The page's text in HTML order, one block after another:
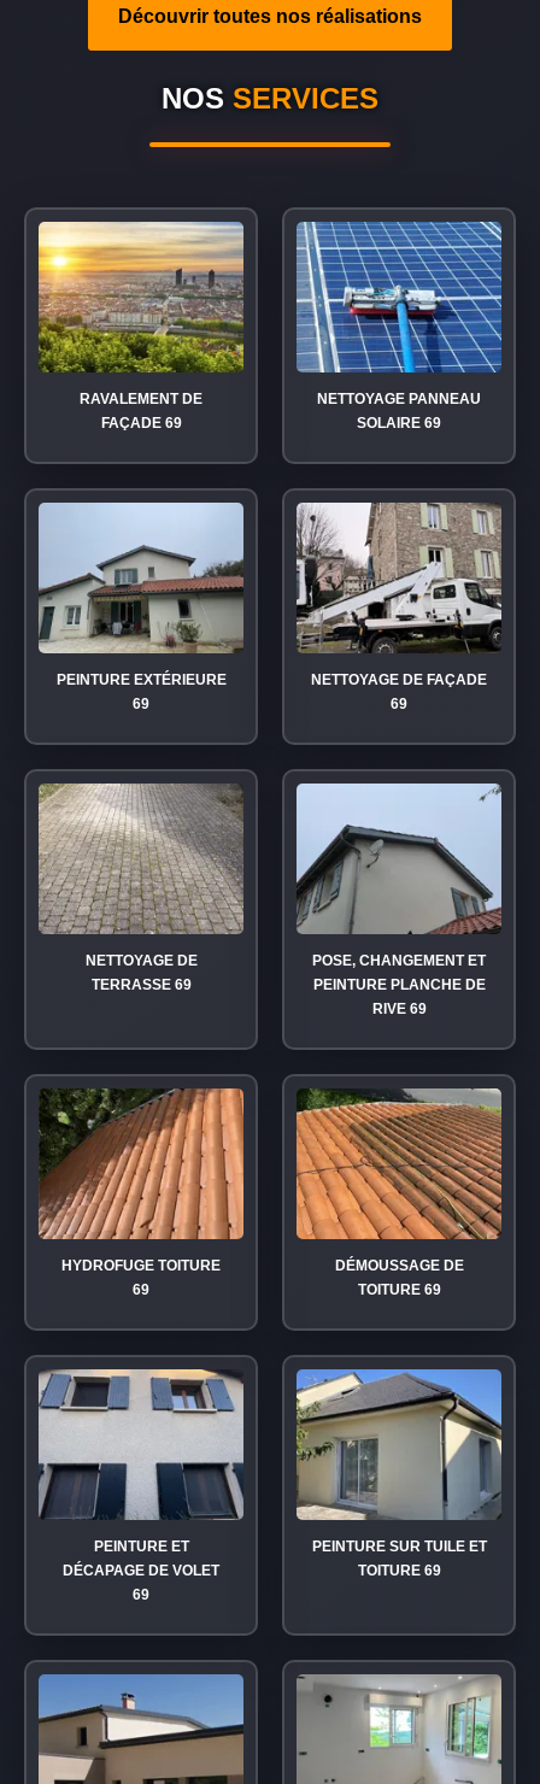
Découvrir toutes nos réalisations
NOS SERVICES
RAVALEMENT DE
FAÇADE 69
NETTOYAGE PANNEAU
SOLAIRE 69
PEINTURE EXTÉRIEURE
69
NETTOYAGE DE FAÇADE
69
NETTOYAGE DE
TERRASSE 69
POSE, CHANGEMENT ET
PEINTURE PLANCHE DE
RIVE 69
HYDROFUGE TOITURE
69
DÉMOUSSAGE DE
TOITURE 69
PEINTURE ET
DÉCAPAGE DE VOLET
69
PEINTURE SUR TUILE ET
TOITURE 69